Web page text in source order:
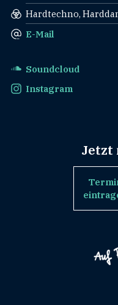
Hardtechno,
E-Mail
Soundcloud
Instagram
Jetzt